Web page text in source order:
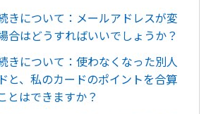
きについて：メールアドレスが変
合はどうすればいいでしょうか？
きについて：使わなくなった別人
と、私のカードのポイントを合算
とはできますか？